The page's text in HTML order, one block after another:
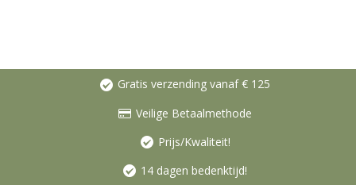
Gratis verzending vanaf € 125
Veilige Betaalmethode
Prijs/Kwaliteit!
14 dagen bedenktijd!